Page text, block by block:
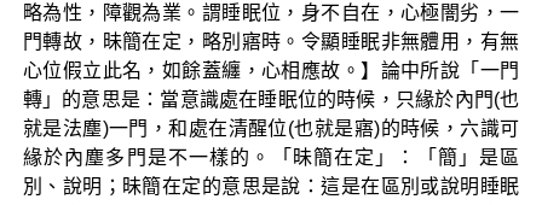
略為性，障觀為業。謂睡眠位，身不自在，心極闇劣，一
門轉故，昧簡在定，略別寤時。令顯睡眠非無體用，有無
心位假立此名，如餘蓋纏，心相應故。】論中所說「一門
轉」的意思是：當意識處在睡眠位的時候，只緣於內門(也
就是法塵)一門，和處在清醒位(也就是寤)的時候，六識可
緣於內塵多門是不一樣的。「昧簡在定」：「簡」是區
別、說明；昧簡在定的意思是說：這是在區別或說明睡眠